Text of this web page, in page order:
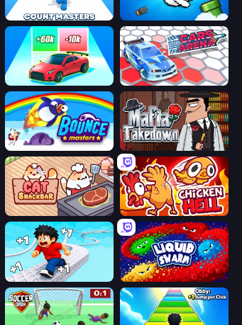
Honk
Cars Arena
Bouncemasters Mafia Takedown
Cat Snack Bar Chicken Hell
Speed per Click: Obby Liquid Swarm